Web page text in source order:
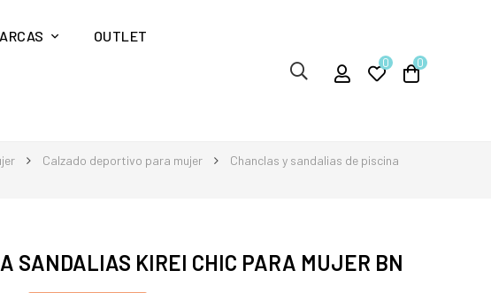
OUTLET
0 0
Calzado deportivo para mujer
Chanclas y sandalias de piscina
SANDALIAS KIREI CHIC PARA MUJER BN